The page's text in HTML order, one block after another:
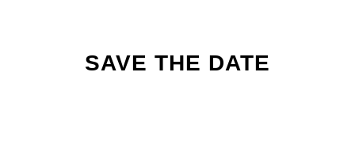
SAVE THE DATE